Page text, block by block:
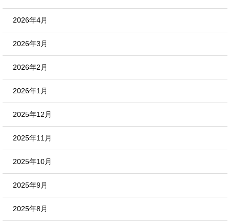
2026年4月
2026年3月
2026年2月
2026年1月
2025年12月
2025年11月
2025年10月
2025年9月
2025年8月